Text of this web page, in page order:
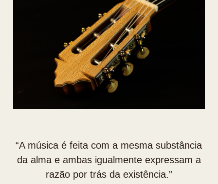
“⁠A música é feita com a mesma substância
da alma e ambas igualmente expressam a
razão por trás da existência.”